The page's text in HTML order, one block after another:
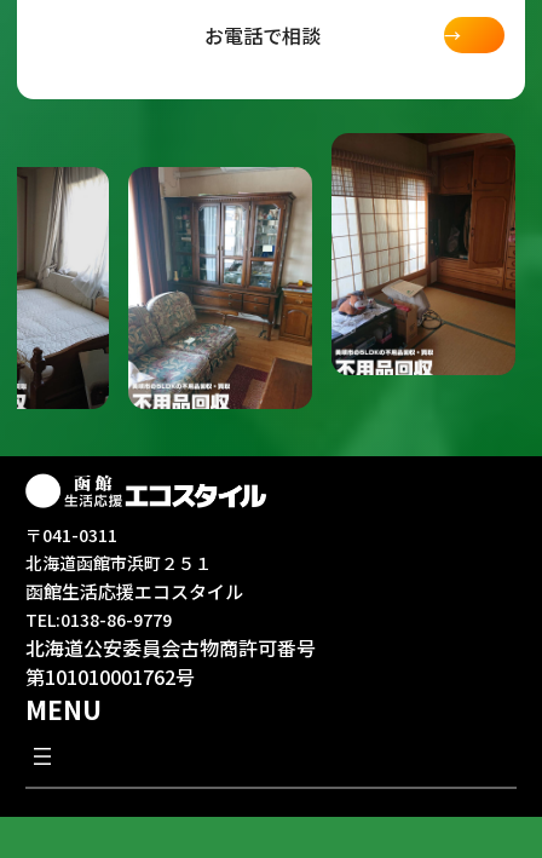
わ
せ
お電話で相談 →:
お
い
合
わ
せ
リ
ン
〒041-0311
北海道函館市浜町２５１
函館生活応援エコスタイル
TEL:0138-86-9779
北海道公安委員会古物商許可番号
第101010001762号
MENU